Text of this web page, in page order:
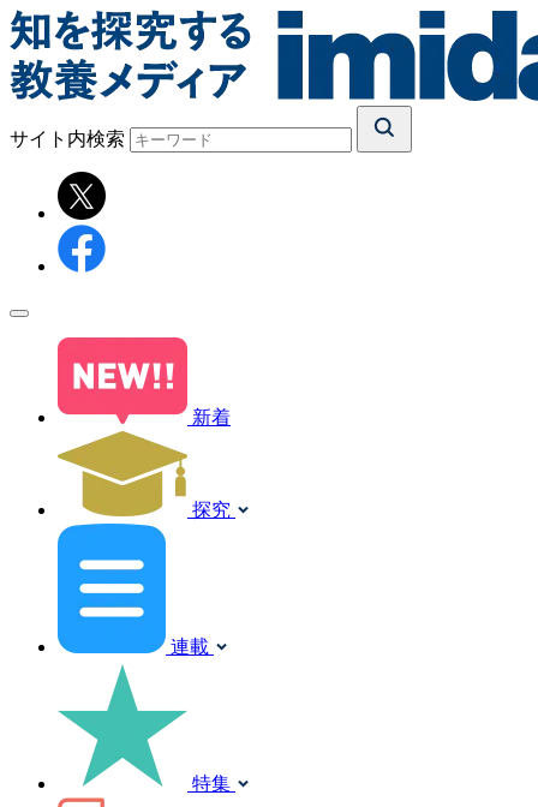
サイト内検索
新着
探究
連載
特集